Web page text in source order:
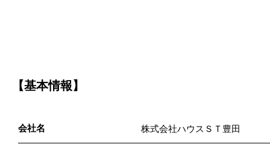
【基本情報】
会社名 株式会社ハウスＳＴ豊田